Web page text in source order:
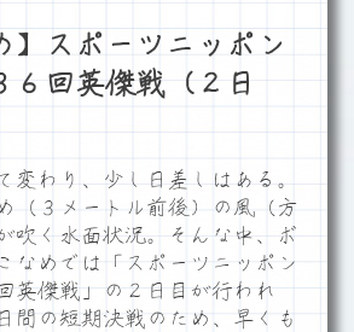
】スポーツニッポン
６回英傑戦（２日
変わり、少し日差しはある。
（３メートル前後）の風（方
吹く水面状況。そんな中、ボ
なめでは「スポーツニッポン
英傑戦」の２日目が行われ
間の短期決戦のため、早くも